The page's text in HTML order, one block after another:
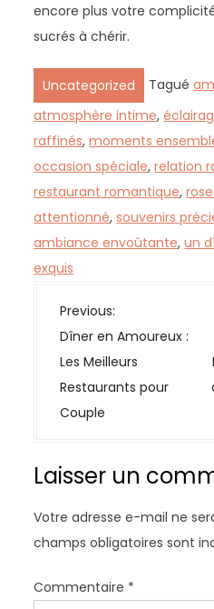
encore plus votre
sucrés à chérir.
Uncategorized Tagué
atmosphère intime,
raffinés,moments
occasion spéciale,relation
restaurant romantique,
attentionné,souvenirs
ambiance envoûtante,un
exquis
N
a
v
i
g
i
n
d
e
Previous:
Dîner en Amoureux :
Les Meilleurs
Restaurants pour
Couple
Laisser un
Votre adresse e-mail ne
champs obligatoires sont
Commentaire *